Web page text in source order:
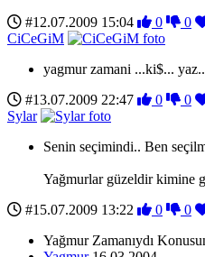
#12.07.2009 15:04
0 0
CiCeGiM
yagmur zamani ...ki$...
#13.07.2009 22:47
0 0
Sylar
Senin seçimindi.. Ben
Yağmurlar güzeldir kimine
#15.07.2009 13:22
0 0
Yağmur Zamanıydı